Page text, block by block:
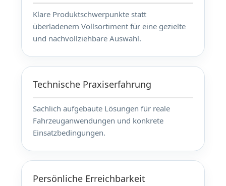
Klare Produktschwerpunkte statt
überladenem Vollsortiment für eine gezielte
und nachvollziehbare Auswahl.
Technische Praxiserfahrung
Sachlich aufgebaute Lösungen für reale
Fahrzeuganwendungen und konkrete
Einsatzbedingungen.
Persönliche Erreichbarkeit